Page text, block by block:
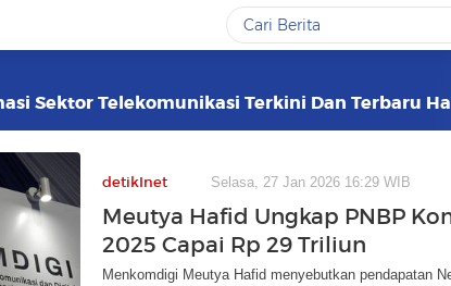
Sektor Telekomunikasi Terkini Dan Terbaru
detikInet Selasa, 27 Jan 2026 16:29 WIB
Meutya Hafid Ungkap PNBP
2025 Capai Rp 29 Triliun
Menkomdigi Meutya Hafid menyebutkan pendapatan